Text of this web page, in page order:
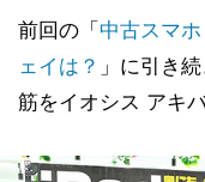
前回の「 中古スマ
ェイは？ 」に引き
筋をイオシス アキ